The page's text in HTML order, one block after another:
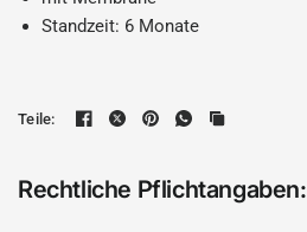
Standzeit: 6 Monate
Teile:
Rechtliche Pflichtangaben: